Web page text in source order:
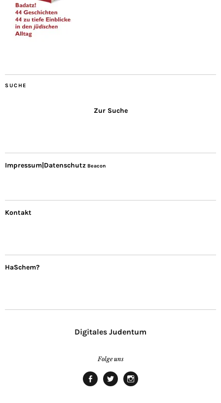
SUCHE
Zur Suche
Impressum|Datenschutz Beacon
Kontakt
HaSchem?
Digitales Judentum
Folge uns